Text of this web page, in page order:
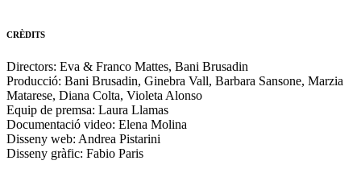
CRÈDITS
Directors: Eva & Franco Mattes, Bani Brusadin
Producció: Bani Brusadin, Ginebra Vall, Barbara Sansone, Marzia
Matarese, Diana Colta, Violeta Alonso
Equip de premsa: Laura Llamas
Documentació video: Elena Molina
Disseny web: Andrea Pistarini
Disseny gràfic: Fabio Paris